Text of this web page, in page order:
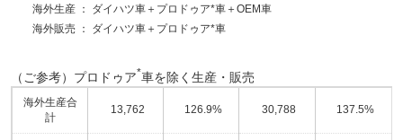
海外生産 ： ダイハツ車＋プロドゥア*車＋OEM車
海外販売 ： ダイハツ車＋プロドゥア*車
（ご参考）プロドゥア*車を除く生産・販売
海外生産合
計
13,762 126.9% 30,788 137.5%